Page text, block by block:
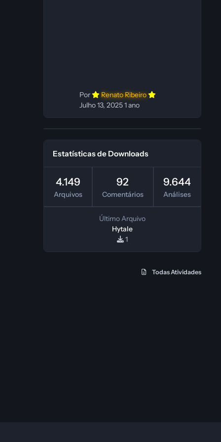
Por
Renato Ribeiro
Julho 13, 20251 ano
Estatísticas de Downloads
4.149
Arquivos
92
Comentários
9.644
Análises
Último Arquivo
Hytale
1
Todas Atividades